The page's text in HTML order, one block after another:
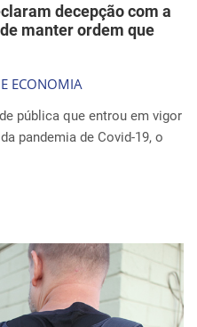
decepção com a
manter ordem que
ECONOMIA
pública que entrou em vigor
pandemia de Covid-19, o